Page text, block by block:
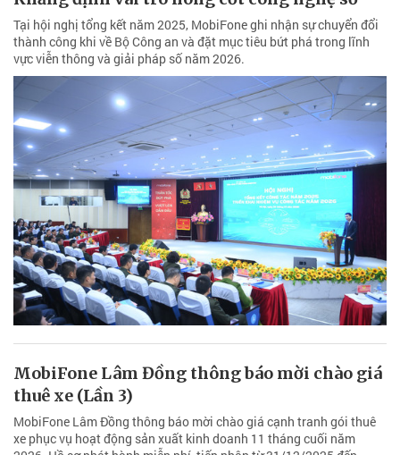
Tại hội nghị tổng kết năm 2025, MobiFone ghi nhận sự chuyển đổi
thành công khi về Bộ Công an và đặt mục tiêu bứt phá trong lĩnh
vực viễn thông và giải pháp số năm 2026.
MobiFone Lâm Đồng thông báo mời chào giá
thuê xe (Lần 3)
MobiFone Lâm Đồng thông báo mời chào giá cạnh tranh gói thuê
xe phục vụ hoạt động sản xuất kinh doanh 11 tháng cuối năm